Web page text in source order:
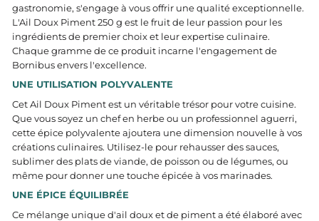
gastronomie, s'engage à vous offrir une qualité exceptionnelle.
L'Ail Doux Piment 250 g est le fruit de leur passion pour les
ingrédients de premier choix et leur expertise culinaire.
Chaque gramme de ce produit incarne l'engagement de
Bornibus envers l'excellence.
UNE UTILISATION POLYVALENTE
Cet Ail Doux Piment est un véritable trésor pour votre cuisine.
Que vous soyez un chef en herbe ou un professionnel aguerri,
cette épice polyvalente ajoutera une dimension nouvelle à vos
créations culinaires. Utilisez-le pour rehausser des sauces,
sublimer des plats de viande, de poisson ou de légumes, ou
même pour donner une touche épicée à vos marinades.
UNE ÉPICE ÉQUILIBRÉE
Ce mélange unique d'ail doux et de piment a été élaboré avec